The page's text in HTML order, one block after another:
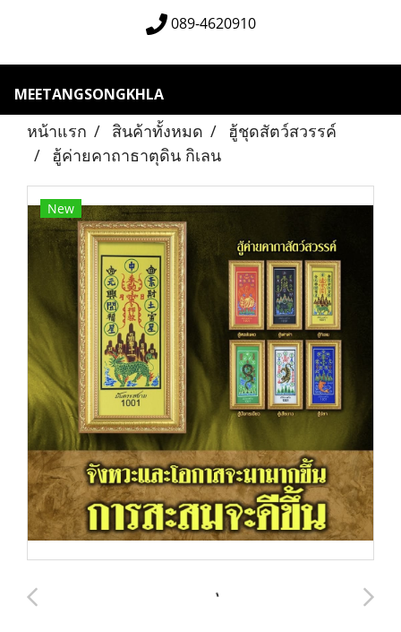
089-4620910
MEETANGSONGKHLA
หน้าแรก สินค้าทั้งหมด
ฮู้ชุดสัตว์สวรรค์
ฮู้ค่ายคาถาธาตุดิน กิเลน
New